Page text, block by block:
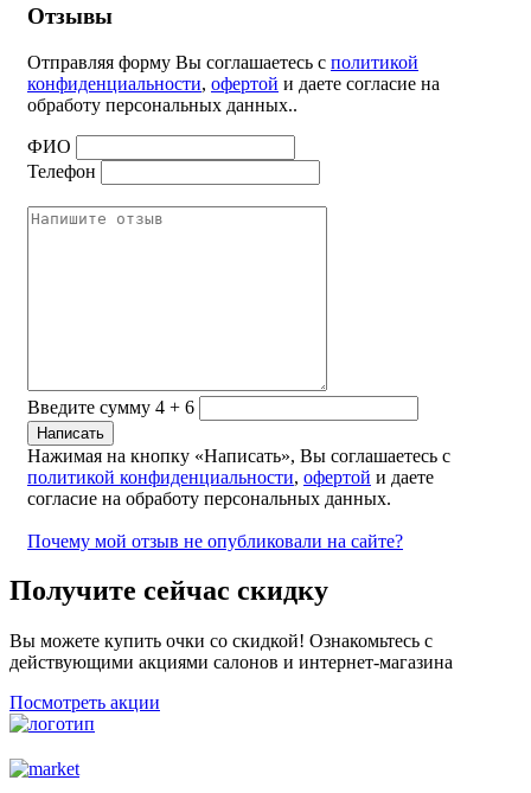
Отзывы
Отправляя форму Вы соглашаетесь с политикой
конфиденциальности, офертой и даете согласие на
обработу персональных данных..
ФИО
Телефон
Введите сумму 4 + 6
Нажимая на кнопку «Написать», Вы соглашаетесь с
политикой конфиденциальности, офертой и даете
согласие на обработу персональных данных.
Почему мой отзыв не опубликовали на сайте?
Получите сейчас скидку
Вы можете купить очки со скидкой! Ознакомьтесь с
действующими акциями салонов и интернет-магазина
Посмотреть акции